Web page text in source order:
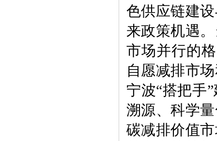
色供应链建
来政策机遇
市场并行的
自愿减排市
宁波“搭把手
溯源、科学
碳减排价值